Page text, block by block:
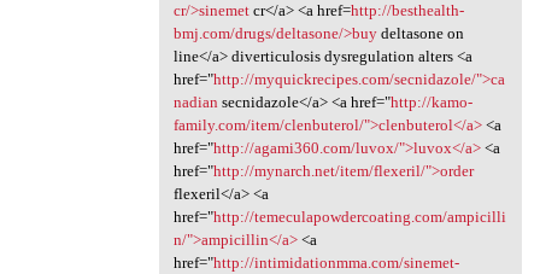
cr/>sinemetcr</a> <a href=http://besthealth-
bmj.com/drugs/deltasone/>buydeltasone on
line</a> diverticulosis dysregulation alters <a
href="http://myquickrecipes.com/secnidazole/">ca
nadian secnidazole</a> <a href="http://kamo-
family.com/item/clenbuterol/">clenbuterol</a><a
href="http://agami360.com/luvox/">luvox</a><a
href="http://mynarch.net/item/flexeril/">order
flexeril</a> <a
href="http://temeculapowdercoating.com/ampicilli
n/">ampicillin</a><a
href="http://intimidationmma.com/sinemet-